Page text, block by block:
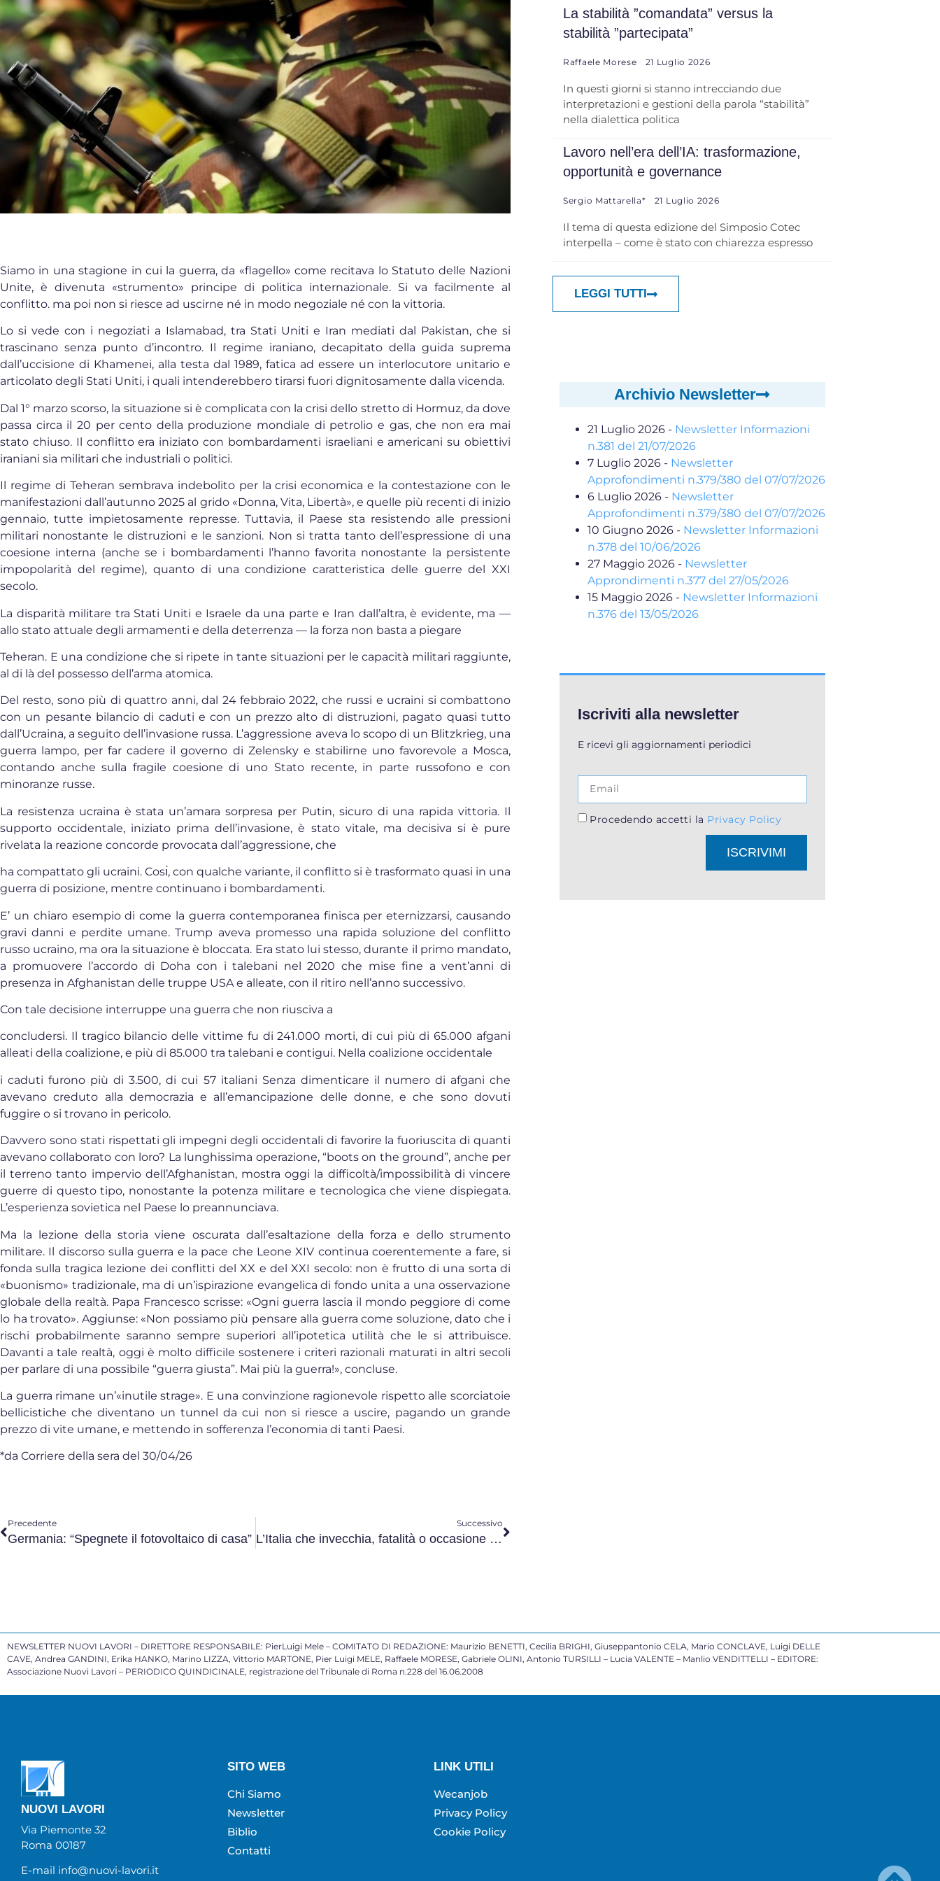
Siamo in una stagione in cui la guerra, da «flagello» come recitava lo Statuto delle Nazioni
Unite, è divenuta «strumento» principe di politica internazionale. Si va facilmente al
conflitto. ma poi non si riesce ad uscirne né in modo negoziale né con la vittoria.
Lo si vede con i negoziati a Islamabad, tra Stati Uniti e Iran mediati dal Pakistan, che si
trascinano senza punto d’incontro. Il regime iraniano, decapitato della guida suprema
dall’uccisione di Khamenei, alla testa dal 1989, fatica ad essere un interlocutore unitario e
articolato degli Stati Uniti, i quali intenderebbero tirarsi fuori dignitosamente dalla vicenda.
Dal 1° marzo scorso, la situazione si è complicata con la crisi dello stretto di Hormuz, da dove
passa circa il 20 per cento della produzione mondiale di petrolio e gas, che non era mai
stato chiuso. Il conflitto era iniziato con bombardamenti israeliani e americani su obiettivi
iraniani sia militari che industriali o politici.
Il regime di Teheran sembrava indebolito per la crisi economica e la contestazione con le
manifestazioni dall’autunno 2025 al grido «Donna, Vita, Libertà», e quelle più recenti di inizio
gennaio, tutte impietosamente represse. Tuttavia, il Paese sta resistendo alle pressioni
militari nonostante le distruzioni e le sanzioni. Non si tratta tanto dell’espressione di una
coesione interna (anche se i bombardamenti l’hanno favorita nonostante la persistente
impopolarità del regime), quanto di una condizione caratteristica delle guerre del XXI
secolo.
La disparità militare tra Stati Uniti e Israele da una parte e Iran dall’altra, è evidente, ma —
allo stato attuale degli armamenti e della deterrenza — la forza non basta a piegare
Teheran. E una condizione che si ripete in tante situazioni per le capacità militari raggiunte,
al di là del possesso dell’arma atomica.
Del resto, sono più di quattro anni, dal 24 febbraio 2022, che russi e ucraini si combattono
con un pesante bilancio di caduti e con un prezzo alto di distruzioni, pagato quasi tutto
dall’Ucraina, a seguito dell’invasione russa. L’aggressione aveva lo scopo di un Blitzkrieg, una
guerra lampo, per far cadere il governo di Zelensky e stabilirne uno favorevole a Mosca,
contando anche sulla fragile coesione di uno Stato recente, in parte russofono e con
minoranze russe.
La resistenza ucraina è stata un’amara sorpresa per Putin, sicuro di una rapida vittoria. Il
supporto occidentale, iniziato prima dell’invasione, è stato vitale, ma decisiva si è pure
rivelata la reazione concorde provocata dall’aggressione, che
ha compattato gli ucraini. Cosı̀, con qualche variante, il conflitto si è trasformato quasi in una
guerra di posizione, mentre continuano i bombardamenti.
E’ un chiaro esempio di come la guerra contemporanea finisca per eternizzarsi, causando
gravi danni e perdite umane. Trump aveva promesso una rapida soluzione del conflitto
russo ucraino, ma ora la situazione è bloccata. Era stato lui stesso, durante il primo mandato,
a promuovere l’accordo di Doha con i talebani nel 2020 che mise fine a vent’anni di
presenza in Afghanistan delle truppe USA e alleate, con il ritiro nell’anno successivo.
Con tale decisione interruppe una guerra che non riusciva a
concludersi. Il tragico bilancio delle vittime fu di 241.000 morti, di cui più di 65.000 afgani
alleati della coalizione, e più di 85.000 tra talebani e contigui. Nella coalizione occidentale
i caduti furono più di 3.500, di cui 57 italiani Senza dimenticare il numero di afgani che
avevano creduto alla democrazia e all’emancipazione delle donne, e che sono dovuti
fuggire o si trovano in pericolo.
Davvero sono stati rispettati gli impegni degli occidentali di favorire la fuoriuscita di quanti
avevano collaborato con loro? La lunghissima operazione, “boots on the ground”, anche per
il terreno tanto impervio dell’Afghanistan, mostra oggi la difficoltà/impossibilità di vincere
guerre di questo tipo, nonostante la potenza militare e tecnologica che viene dispiegata.
L’esperienza sovietica nel Paese lo preannunciava.
Ma la lezione della storia viene oscurata dall’esaltazione della forza e dello strumento
militare. Il discorso sulla guerra e la pace che Leone XIV continua coerentemente a fare, si
fonda sulla tragica lezione dei conflitti del XX e del XXI secolo: non è frutto di una sorta di
«buonismo» tradizionale, ma di un’ispirazione evangelica di fondo unita a una osservazione
globale della realtà. Papa Francesco scrisse: «Ogni guerra lascia il mondo peggiore di come
lo ha trovato». Aggiunse: «Non possiamo più pensare alla guerra come soluzione, dato che i
rischi probabilmente saranno sempre superiori all’ipotetica utilità che le si attribuisce.
Davanti a tale realtà, oggi è molto difficile sostenere i criteri razionali maturati in altri secoli
per parlare di una possibile “guerra giusta”. Mai più la guerra!», concluse.
La guerra rimane un’«inutile strage». E una convinzione ragionevole rispetto alle scorciatoie
bellicistiche che diventano un tunnel da cui non si riesce a uscire, pagando un grande
prezzo di vite umane, e mettendo in sofferenza l’economia di tanti Paesi.
*da Corriere della sera del 30/04/26
Precedente
Germania: “Spegnete il fotovoltaico di casa”
Successivo
L’Italia che invecchia, fatalità o occasione di una nuova crescita
La stabilità ”comandata” versus la
stabilità ”partecipata”
Raffaele Morese 21 Luglio 2026
In questi giorni si stanno intrecciando due
interpretazioni e gestioni della parola “stabilità”
nella dialettica politica
Lavoro nell’era dell’IA: trasformazione,
opportunità e governance
Sergio Mattarella* 21 Luglio 2026
Il tema di questa edizione del Simposio Cotec
interpella – come è stato con chiarezza espresso
LEGGI TUTTI
Archivio Newsletter
21 Luglio 2026 - Newsletter Informazioni
n.381 del 21/07/2026
7 Luglio 2026 - Newsletter
Approfondimenti n.379/380 del 07/07/2026
6 Luglio 2026 - Newsletter
Approfondimenti n.379/380 del 07/07/2026
10 Giugno 2026 - Newsletter Informazioni
n.378 del 10/06/2026
27 Maggio 2026 - Newsletter
Approndimenti n.377 del 27/05/2026
15 Maggio 2026 - Newsletter Informazioni
n.376 del 13/05/2026
Iscriviti alla newsletter
E ricevi gli aggiornamenti periodici
Procedendo accetti la Privacy Policy
ISCRIVIMI
NEWSLETTER NUOVI LAVORI – DIRETTORE RESPONSABILE: PierLuigi Mele – COMITATO DI REDAZIONE: Maurizio BENETTI, Cecilia BRIGHI, Giuseppantonio CELA, Mario CONCLAVE, Luigi DELLE
CAVE, Andrea GANDINI, Erika HANKO, Marino LIZZA, Vittorio MARTONE, Pier Luigi MELE, Raffaele MORESE, Gabriele OLINI, Antonio TURSILLI – Lucia VALENTE – Manlio VENDITTELLI – EDITORE:
Associazione Nuovi Lavori – PERIODICO QUINDICINALE, registrazione del Tribunale di Roma n.228 del 16.06.2008
NUOVI LAVORI
Via Piemonte 32
Roma 00187
E-mail info@nuovi-lavori.it
SITO WEB
Chi Siamo
Newsletter
Biblio
Contatti
LINK UTILI
Wecanjob
Privacy Policy
Cookie Policy